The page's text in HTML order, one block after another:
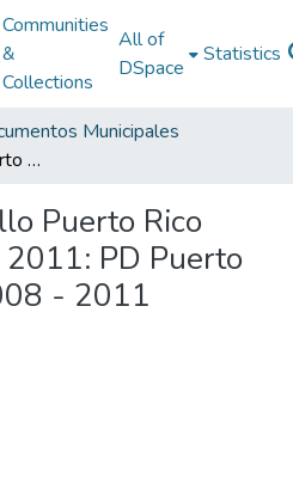
Communities
&
Collections
All of
DSpace
Statistics
Municipales
Plan de Desarrollo Puerto Rico Caquetá 2008 - 2011: PD Puerto Rico Caquetá 2008 - 2011
Puerto Rico
PD Puerto
- 2011